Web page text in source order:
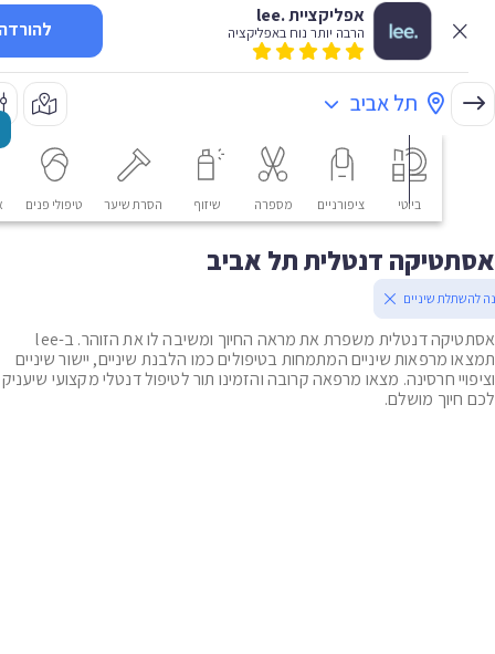
אפליקציית .lee
הרבה יותר נוח באפליקציה להורדה
תל אביב
ציפורניים מספרה שיזוף הסרת שיער טיפולי פנים
דנטלית תל אביב
שיניים
אסתטיקה דנטלית משפרת את מראה החיוך ומשיבה לו את הזוהר. ב-lee
מרפאות שיניים המתמחות בטיפולים כמו הלבנת שיניים, יישור שיניים
חרסינה. מצאו מרפאה קרובה והזמינו תור לטיפול דנטלי מקצועי שיעניק
מושלם.